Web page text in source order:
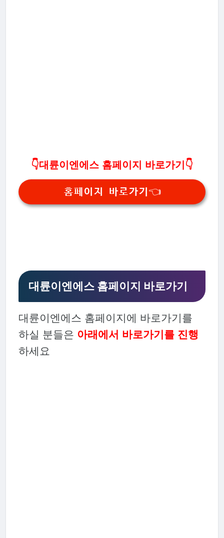
👇대륜이엔에스 홈페이지 바로가기👇
홈페이지 바로가기👈
대륜이엔에스 홈페이지 바로가기
대륜이엔에스 홈페이지에 바로가기를
하실 분들은 아래에서 바로가기를 진행
하세요